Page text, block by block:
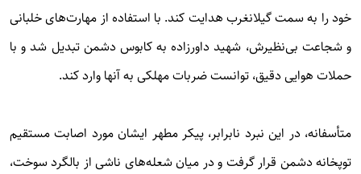
خود را به سمت گیلانغرب هدایت کند. با استفاده از مهارت‌های خلبانی
و شجاعت بی‌نظیرش، شهید داورزاده به کابوس دشمن تبدیل شد و با
حملات هوایی دقیق، توانست ضربات مهلکی به آنها وارد کند.
متأسفانه، در این نبرد نابرابر، پیکر مطهر ایشان مورد اصابت مستقیم
توپخانه دشمن قرار گرفت و در میان شعله‌های ناشی از بالگرد سوخت،